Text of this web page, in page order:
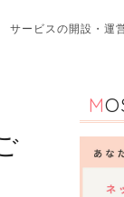
サービスの開設・運